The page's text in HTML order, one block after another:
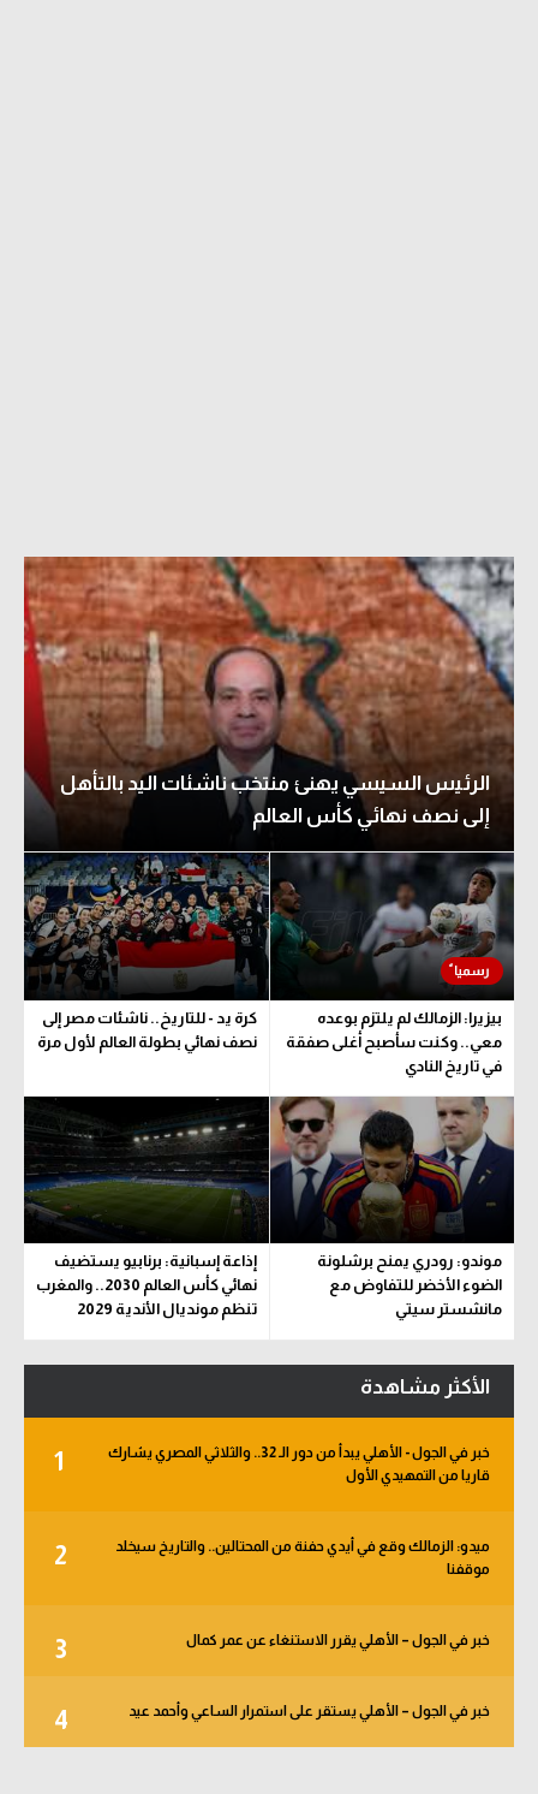
الرئيس السيسي يهنئ منتخب ناشئات اليد بالتأهل
إلى نصف نهائي كأس العالم
بيزيرا: الزمالك لم يلتزم بوعده
معي.. وكنت سأصبح أغلى صفقة
في تاريخ النادي
كرة يد - للتاريخ.. ناشئات مصر إلى
نصف نهائي بطولة العالم لأول مرة
موندو: رودري يمنح برشلونة
الضوء الأخضر للتفاوض مع
مانشستر سيتي
إذاعة إسبانية: برنابيو يستضيف
نهائي كأس العالم 2030.. والمغرب
تنظم مونديال الأندية 2029
الأكثر مشاهدة
1
خبر في الجول - الأهلي يبدأ من دور الـ 32.. والثلاثي المصري يشارك
قاريا من التمهيدي الأول
2
ميدو: الزمالك وقع في أيدي حفنة من المحتالين.. والتاريخ سيخلد
موقفنا
3 خبر في الجول – الأهلي يقرر الاستنغاء عن عمر كمال
4 خبر في الجول – الأهلي يستقر على استمرار الساعي وأحمد عيد